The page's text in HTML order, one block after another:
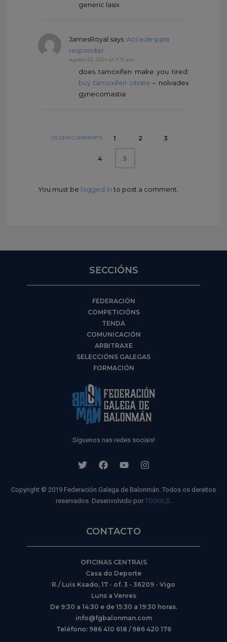
generic lasix
JamesRoyal says :Accede para
responder
agosto 23, 2024 at 7:15 am
does tamoxifen make you tired:
buy tamoxifen citrate – nolvadex
gynecomastia
OLDER COMMENTS 1 2 3
4 5
You must be logged in to post a comment.
SECCIÓNS
FEDERACIÓN
COMPETICIÓNS
TENDA
COMUNICACIÓN
ARBITRAXE
SELECCIÓNS GALEGAS
FORMACIÓN
Síguenos nas redes sociais!
Copyright © 2019 Federación Galega de Balonmán. Todos os dereitos
reservados. Desenvolvido por TOOOLS.
CONTACTO
OFICINAS CENTRAIS
Casa do Deporte
R./ Luis Ksado, 17 - of. 3 - 36209 - Vigo
Luns a Venres
De 9:30 a 14:30 e de 15:30 a 19:30 horas.
info@fgbalonman.com
Teléfono: 986 410 618 / 986 420 176